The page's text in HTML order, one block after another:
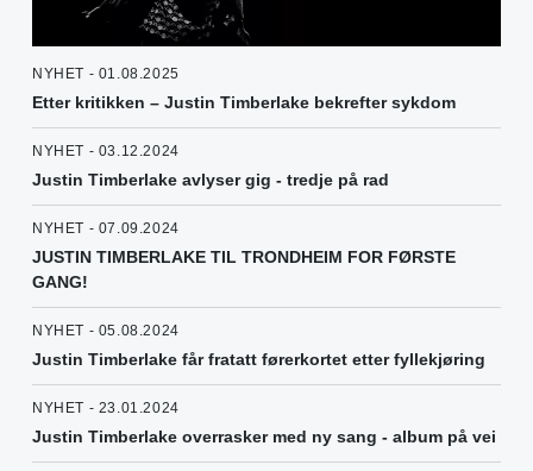
NYHET - 01.08.2025
Etter kritikken – Justin Timberlake bekrefter sykdom
NYHET - 03.12.2024
Justin Timberlake avlyser gig - tredje på rad
NYHET - 07.09.2024
JUSTIN TIMBERLAKE TIL TRONDHEIM FOR FØRSTE
GANG!
NYHET - 05.08.2024
Justin Timberlake får fratatt førerkortet etter fyllekjøring
NYHET - 23.01.2024
Justin Timberlake overrasker med ny sang - album på vei